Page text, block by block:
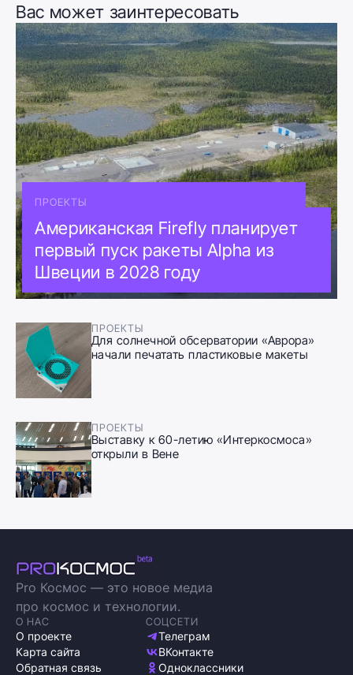
Вас может заинтересовать
ПРОЕКТЫ
Американская Firefly планирует
первый пуск ракеты Alpha из
Швеции в 2028 году
ПРОЕКТЫ
Для солнечной обсерватории «Аврора»
начали печатать пластиковые макеты
ПРОЕКТЫ
Выставку к 60-летию «Интеркосмоса»
открыли в Вене
Pro Космос — это новое медиа
про космос и технологии.
О НАС
О проекте
Карта сайта
Обратная связь
СОЦСЕТИ
Телеграм
ВКонтакте
Одноклассники